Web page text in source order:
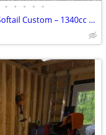
• • • • •
1987 Harley Davidson FXSTC Softail Custom – 1340cc | Fat Boy Style |